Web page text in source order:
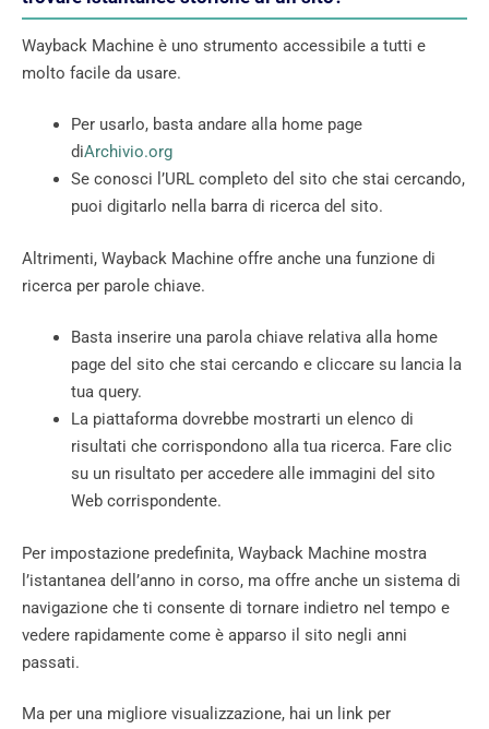
Wayback Machine è uno strumento accessibile a tutti e
molto facile da usare.
Per usarlo, basta andare alla home page
diArchivio.org
Se conosci l’URL completo del sito che stai cercando,
puoi digitarlo nella barra di ricerca del sito.
Altrimenti, Wayback Machine offre anche una funzione di
ricerca per parole chiave.
Basta inserire una parola chiave relativa alla home
page del sito che stai cercando e cliccare su lancia la
tua query.
La piattaforma dovrebbe mostrarti un elenco di
risultati che corrispondono alla tua ricerca. Fare clic
su un risultato per accedere alle immagini del sito
Web corrispondente.
Per impostazione predefinita, Wayback Machine mostra
l’istantanea dell’anno in corso, ma offre anche un sistema di
navigazione che ti consente di tornare indietro nel tempo e
vedere rapidamente come è apparso il sito negli anni
passati.
Ma per una migliore visualizzazione, hai un link per